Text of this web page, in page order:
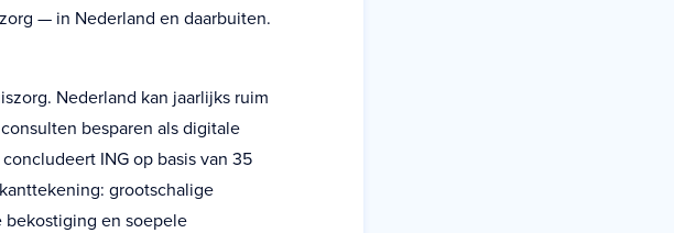
— in Nederland en daarbuiten.
Nederland kan jaarlijks ruim
besparen als digitale
ING op basis van 35
grootschalige
bekostiging en soepele